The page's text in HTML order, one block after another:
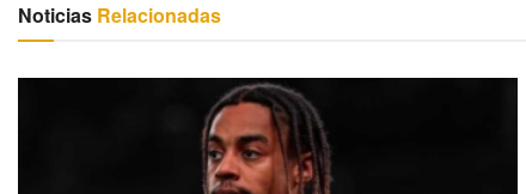
Noticias Relacionadas